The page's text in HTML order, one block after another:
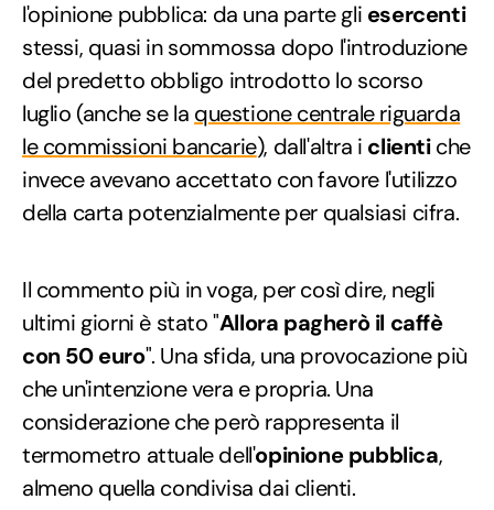
l'opinione pubblica: da una parte gli esercenti
stessi, quasi in sommossa dopo l'introduzione
del predetto obbligo introdotto lo scorso
luglio (anche se la questione centrale riguarda
le commissioni bancarie), dall'altra i clientiche
invece avevano accettato con favore l'utilizzo
della carta potenzialmente per qualsiasi cifra.
Il commento più in voga, per così dire, negli
ultimi giorni è stato "Allora pagherò il caffè
con 50 euro". Una sfida, una provocazione più
che un'intenzione vera e propria. Una
considerazione che però rappresenta il
termometro attuale dell'opinione pubblica,
almeno quella condivisa dai clienti.